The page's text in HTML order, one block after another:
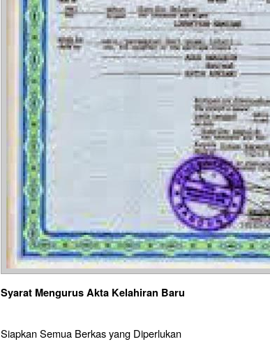
Syarat Mengurus Akta Kelahiran Baru
Siapkan Semua Berkas yang Diperlukan